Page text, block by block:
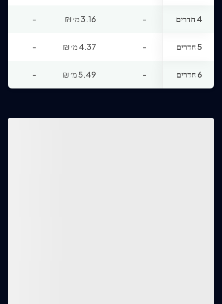
4 חדרים - 3.16 מ׳ ₪
-
5 חדרים - 4.37 מ׳ ₪
-
6 חדרים - 5.49 מ׳ ₪
-